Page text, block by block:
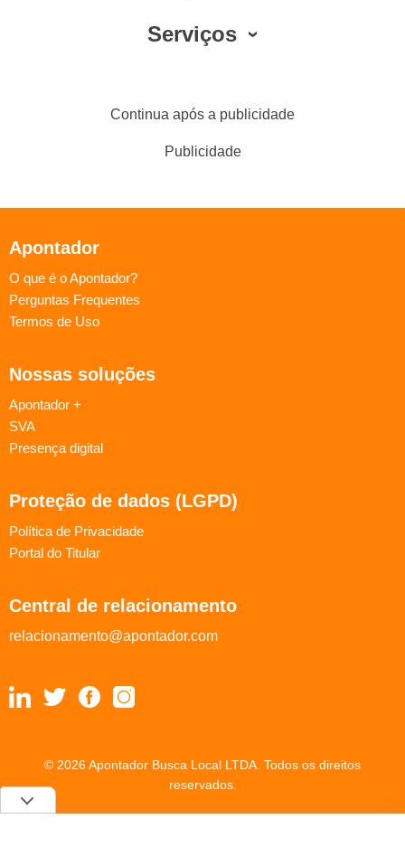
Serviços
Continua após a publicidade
Publicidade
Apontador
O que é o Apontador?
Perguntas Frequentes
Termos de Uso
Nossas soluções
Apontador +
SVA
Presença digital
Proteção de dados (LGPD)
Política de Privacidade
Portal do Titular
Central de relacionamento
relacionamento@apontador.com
© 2026 Apontador Busca Local LTDA. Todos os direitos
reservados.